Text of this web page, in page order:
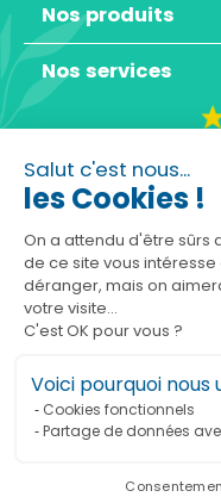
Salut c'est nous...
les Cookies !
On a attendu d'être sûrs
de ce site vous
déranger, mais on
votre visite...
C'est OK pour vous ?
Voici pourquoi nous
Cookies fonctionnels
Partage de données
Nos produits
Nos services